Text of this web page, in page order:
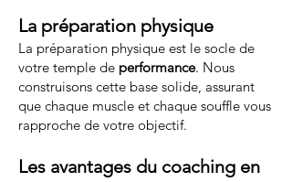
La préparation physique
La préparation physique est le socle de
votre temple de performance. Nous
construisons cette base solide, assurant
que chaque muscle et chaque souffle vous
rapproche de votre objectif.
Les avantages du coaching en